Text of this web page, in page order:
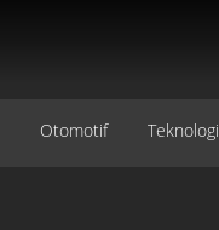
Otomotif Teknologi